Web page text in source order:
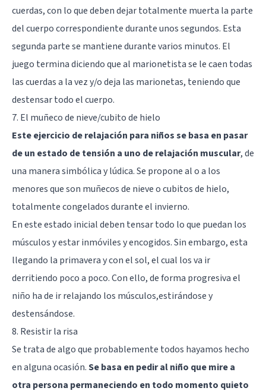
cuerdas, con lo que deben dejar totalmente muerta la parte
del cuerpo correspondiente durante unos segundos. Esta
segunda parte se mantiene durante varios minutos. El
juego termina diciendo que al marionetista se le caen todas
las cuerdas a la vez y/o deja las marionetas, teniendo que
destensar todo el cuerpo.
7. El muñeco de nieve/cubito de hielo
Este ejercicio de relajación para niños se basa en pasar
de un estado de tensión a uno de relajación muscular, de
una manera simbólica y lúdica. Se propone al o a los
menores que son muñecos de nieve o cubitos de hielo,
totalmente congelados durante el invierno.
En este estado inicial deben tensar todo lo que puedan los
músculos y estar inmóviles y encogidos. Sin embargo, esta
llegando la primavera y con el sol, el cual los va ir
derritiendo poco a poco. Con ello, de forma progresiva el
niño ha de ir relajando los músculos,estirándose y
destensándose.
8. Resistir la risa
Se trata de algo que probablemente todos hayamos hecho
en alguna ocasión.Se basa en pedir al niño que mire a
otra persona permaneciendo en todo momento quieto